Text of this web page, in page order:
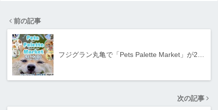
前の記事
フジグラン丸亀で「Pets Palette Market」が2…
次の記事